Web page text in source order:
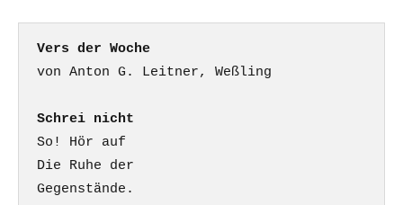
Vers der Woche
Schrei nicht
So! Hör auf
Die Ruhe der
Gegenstände.